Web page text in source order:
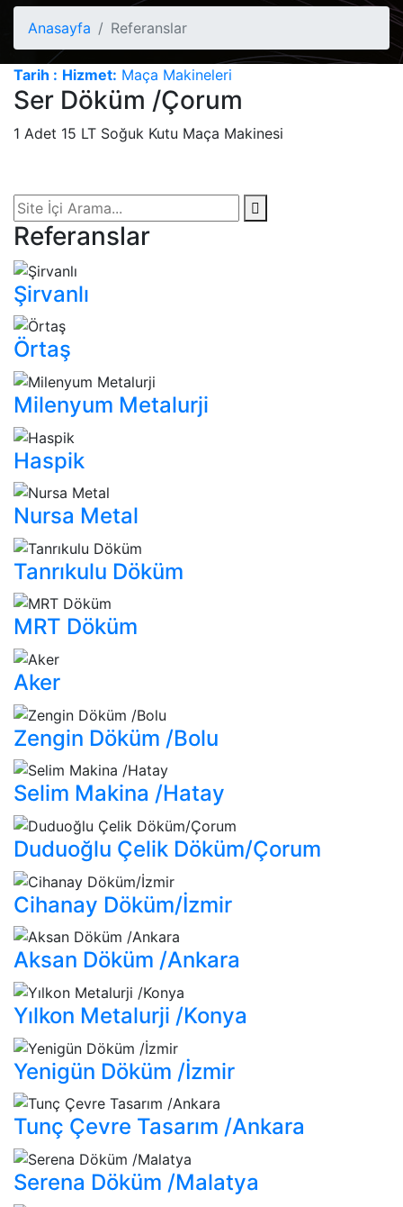
Anasayfa Referanslar
Tarih : Hizmet: Maça Makineleri
Ser Döküm /Çorum
1 Adet 15 LT Soğuk Kutu Maça Makinesi
Referanslar
Şirvanlı
Örtaş
Milenyum Metalurji
Haspik
Nursa Metal
Tanrıkulu Döküm
MRT Döküm
Aker
Zengin Döküm /Bolu
Selim Makina /Hatay
Duduoğlu Çelik Döküm/Çorum
Cihanay Döküm/İzmir
Aksan Döküm /Ankara
Yılkon Metalurji /Konya
Yenigün Döküm /İzmir
Tunç Çevre Tasarım /Ankara
Serena Döküm /Malatya